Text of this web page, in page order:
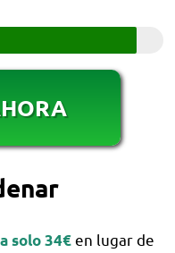
solo 34€en lugar de